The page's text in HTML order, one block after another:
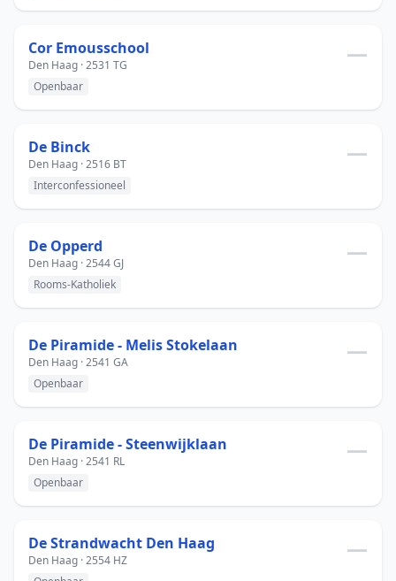
Cor Emousschool
Den Haag · 2531 TG
Openbaar
—
De Binck
Den Haag · 2516 BT
Interconfessioneel
—
De Opperd
Den Haag · 2544 GJ
Rooms-Katholiek
—
De Piramide - Melis Stokelaan
Den Haag · 2541 GA
Openbaar
—
De Piramide - Steenwijklaan
Den Haag · 2541 RL
Openbaar
—
De Strandwacht Den Haag
Den Haag · 2554 HZ
—